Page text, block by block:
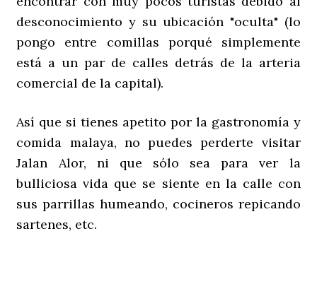
desconocimiento y su ubicación "oculta" (lo
pongo entre comillas porqué simplemente
está a un par de calles detrás de la arteria
comercial de la capital).
Así que si tienes apetito por la gastronomía y
comida malaya, no puedes perderte visitar
Jalan Alor, ni que sólo sea para ver la
bulliciosa vida que se siente en la calle con
sus parrillas humeando, cocineros repicando
sartenes, etc.